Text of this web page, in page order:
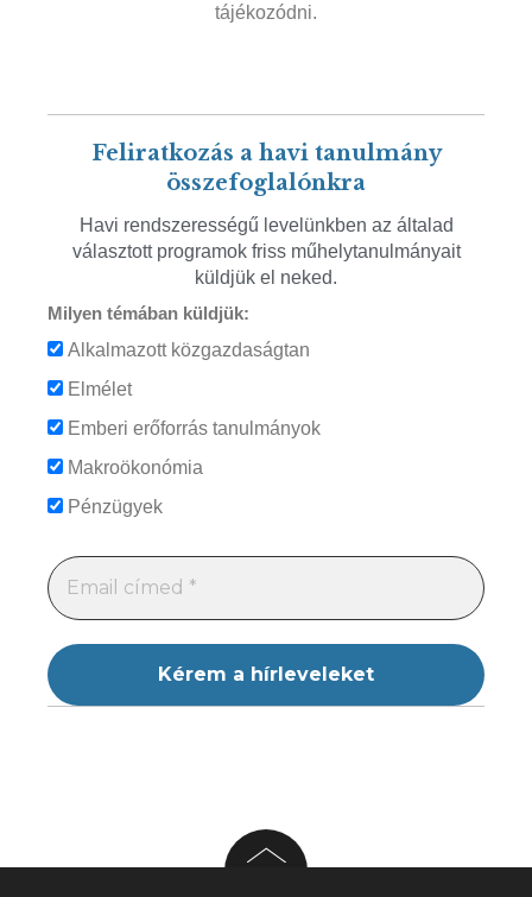
tájékozódni.
Feliratkozás a havi tanulmány
összefoglalónkra
Havi rendszerességű levelünkben az általad
választott programok friss műhelytanulmányait
küldjük el neked.
Milyen témában küldjük:
Alkalmazott közgazdaságtan
Elmélet
Emberi erőforrás tanulmányok
Makroökonómia
Pénzügyek